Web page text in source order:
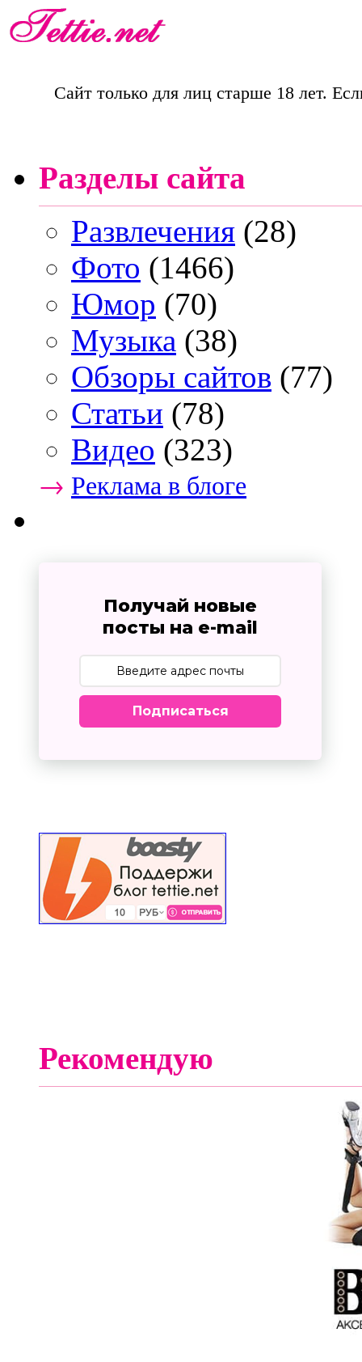
Сайт только для лиц старше 18 лет.
Разделы сайта
Развлечения (28)
Фото (1466)
Юмор (70)
Музыка (38)
Обзоры сайтов (77)
Статьи (78)
Видео (323)
→ Реклама в блоге
Получай новые
посты на e-mail
Подписаться
Рекомендую